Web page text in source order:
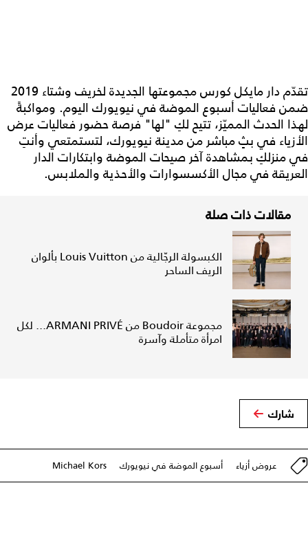
تقدّم دار مايكل كورس مجموعتها الجديدة لخريف وشتاء 2019
ضمن فعاليات أسبوع الموضة في نيويورك اليوم. ومواكبةً
لهذا الحدث المميّز، تتيح لكِ "لها" فرصة حضور فعاليات عرض
الأزياء في بثٍ مباشر من مدينة نيويورك، لتستمتعي وأنتِ
في منزلكِ بمشاهدة آخر صيحات الموضة وابتكارات الدار
العريقة في مجال الأكسسوارات والأحذية والملابس.
مقالات ذات صلة
الكبسولة الرجّالية من Louis Vuitton بألوان
الريف الساحر
مجموعة Boudoir من ARMANI PRIVÉ... لكل
امرأة متأملة وآسرة
شارك
عروض أزياء أسبوع الموضة في نيويورك Michael Kors